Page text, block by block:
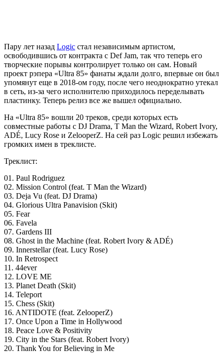
Пару лет назад Logic стал независимым артистом,
освободившись от контракта с Def Jam, так что теперь его
творческие порывы контролирует только он сам. Новый
проект рэпера «Ultra 85» фанаты ждали долго, впервые он был
упомянут еще в 2018-ом году, после чего неоднократно утекал
в сеть, из-за чего исполнителю приходилось переделывать
пластинку. Теперь релиз все же вышел официально.
На «Ultra 85» вошли 20 треков, среди которых есть
совместные работы с DJ Drama, T Man the Wizard, Robert Ivory,
ADÉ, Lucy Rose и ZelooperZ. На сей раз Logic решил избежать
громких имен в треклисте.
Треклист:
01. Paul Rodriguez
02. Mission Control (feat. T Man the Wizard)
03. Deja Vu (feat. DJ Drama)
04. Glorious Ultra Panavision (Skit)
05. Fear
06. Favela
07. Gardens III
08. Ghost in the Machine (feat. Robert Ivory & ADÉ)
09. Innerstellar (feat. Lucy Rose)
10. In Retrospect
11. 44ever
12. LOVE ME
13. Planet Death (Skit)
14. Teleport
15. Chess (Skit)
16. ANTIDOTE (feat. ZelooperZ)
17. Once Upon a Time in Hollywood
18. Peace Love & Positivity
19. City in the Stars (feat. Robert Ivory)
20. Thank You for Believing in Me